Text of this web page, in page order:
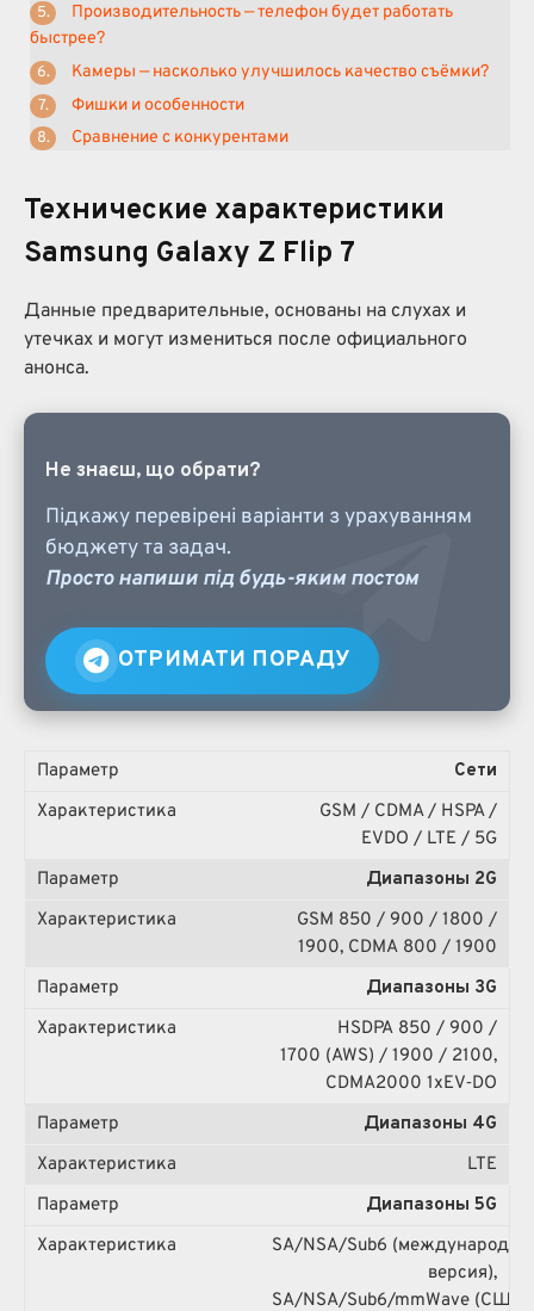
Производительность — телефон будет работать
быстрее?
Камеры — насколько улучшилось качество съёмки?
Фишки и особенности
Сравнение с конкурентами
Технические характеристики
Samsung Galaxy Z Flip 7
Данные предварительные, основаны на слухах и
утечках и могут измениться после официального
анонса.
Не знаєш, що обрати?
Підкажу перевірені варіанти з урахуванням
бюджету та задач.
Просто напиши під будь-яким постом
ОТРИМАТИ ПОРАДУ
Сети
GSM / CDMA / HSPA /
EVDO / LTE / 5G
Диапазоны 2G
GSM 850 / 900 / 1800 /
1900, CDMA 800 / 1900
Диапазоны 3G
HSDPA 850 / 900 /
1700 (AWS) / 1900 / 2100,
CDMA2000 1xEV‑DO
Диапазоны 4G
LTE
Диапазоны 5G
SA/NSA/Sub6
версия),
SA/NSA/Sub6/mmWave (США)